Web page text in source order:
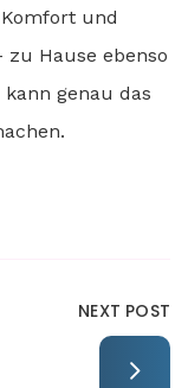
und
Hause ebenso
genau das
NEXT POST